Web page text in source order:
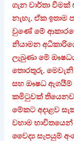
ගැන වාර්තා
නැහැ. ඒක ඉතාම
වුණේ මේ
නියාමන
ලැබුණා මේ
තොරතුරු.
සහ ඖෂධ ඇගයීම්
කමිටුවක්
මේකට අදාළව
වහාම
වෛද්‍ය සැපයුම්